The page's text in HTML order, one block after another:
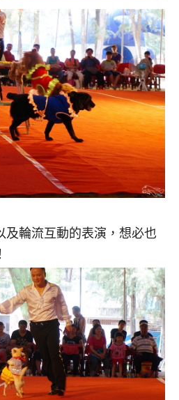
及輪流互動的表演，想必也